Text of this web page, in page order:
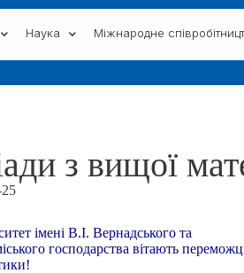
Наука Міжнародне
з вищої
імені В.І. Вернадського та
господарства вiтaють